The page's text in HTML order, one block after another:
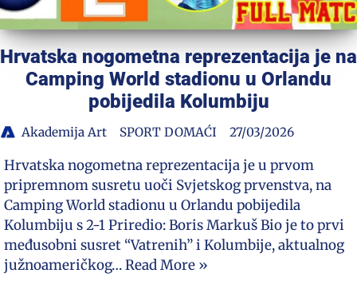
Hrvatska nogometna reprezentacija je na
Camping World stadionu u Orlandu
pobijedila Kolumbiju
Akademija Art SPORT DOMAĆI 27/03/2026
Hrvatska nogometna reprezentacija je u prvom
pripremnom susretu uoči Svjetskog prvenstva, na
Camping World stadionu u Orlandu pobijedila
Kolumbiju s 2-1 Priredio: Boris Markuš Bio je to prvi
međusobni susret “Vatrenih” i Kolumbije, aktualnog
južnoameričkog…Read More »